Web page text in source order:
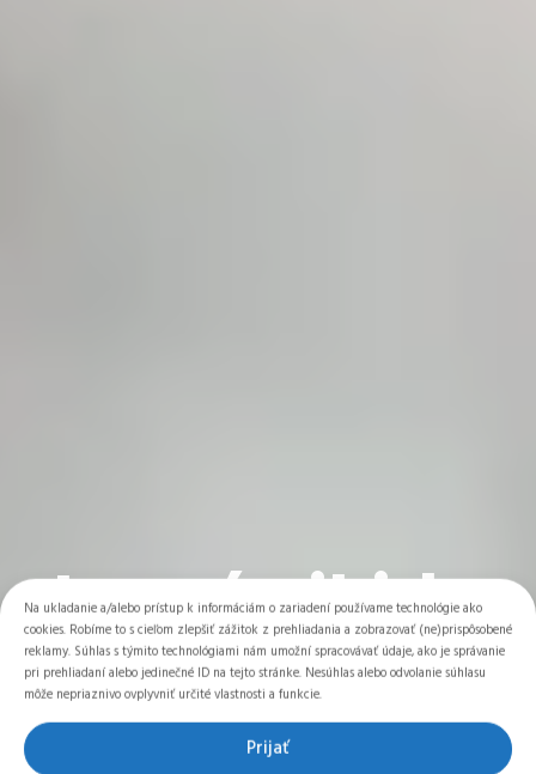
Na ukladanie a/alebo prístup k informáciám o zariadení používame technológie ako
cookies. Robíme to s cieľom zlepšiť zážitok z prehliadania a zobrazovať (ne)prispôsobené
reklamy. Súhlas s týmito technológiami nám umožní spracovávať údaje, ako je správanie
pri prehliadaní alebo jedinečné ID na tejto stránke. Nesúhlas alebo odvolanie súhlasu
môže nepriaznivo ovplyvniť určité vlastnosti a funkcie.
Prijať
Letný aikido
tábor pre